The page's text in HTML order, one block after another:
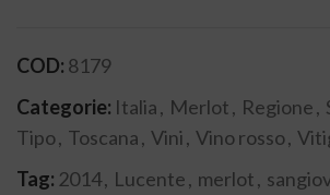
COD: 8179
Categorie: Italia, Merlot, Regione,
Tipo, Toscana, Vini, Vino rosso,
Tag: 2014, Lucente, merlot,